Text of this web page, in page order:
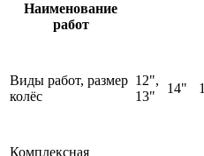
Наименование
работ
Виды работ, размер
колёс
12",
13"
14"
Комплексная